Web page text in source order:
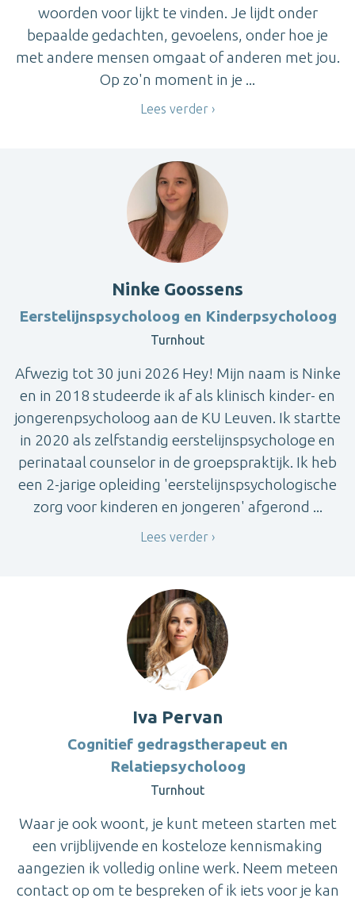
woorden voor lijkt te vinden. Je lijdt onder
bepaalde gedachten, gevoelens, onder hoe je
met andere mensen omgaat of anderen met jou.
Op zo'n moment in je ...
Lees verder
Ninke Goossens
Eerstelijnspsycholoog en Kinderpsycholoog
Turnhout
Afwezig tot 30 juni 2026 Hey! Mijn naam is Ninke
en in 2018 studeerde ik af als klinisch kinder- en
jongerenpsycholoog aan de KU Leuven. Ik startte
in 2020 als zelfstandig eerstelijnspsychologe en
perinataal counselor in de groepspraktijk. Ik heb
een 2-jarige opleiding 'eerstelijnspsychologische
zorg voor kinderen en jongeren' afgerond ...
Lees verder
Iva Pervan
Cognitief gedragstherapeut en
Relatiepsycholoog
Turnhout
Waar je ook woont, je kunt meteen starten met
een vrijblijvende en kosteloze kennismaking
aangezien ik volledig online werk. Neem meteen
contact op om te bespreken of ik iets voor je kan